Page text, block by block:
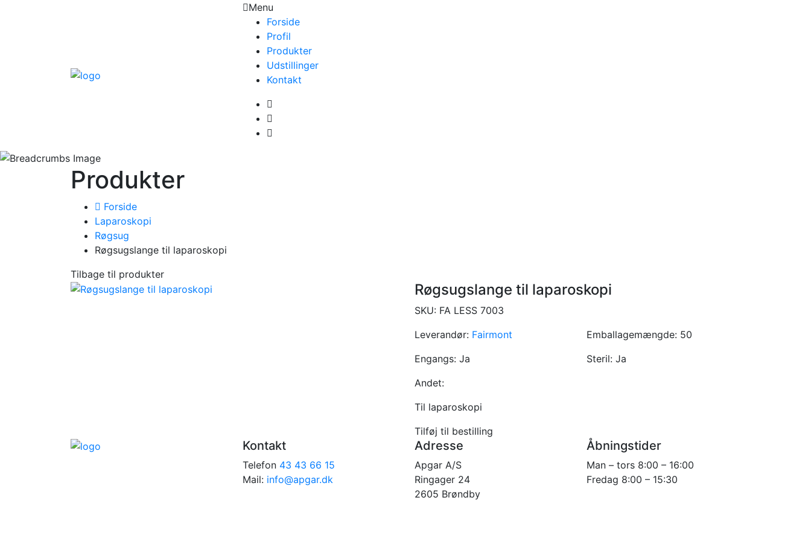
Menu
Forside
Profil
Produkter
Udstillinger
Kontakt
Produkter
Forside
Laparoskopi
Røgsug
Røgsugslange til laparoskopi
Tilbage til produkter
Røgsugslange til laparoskopi
SKU: FA LESS 7003
Leverandør: Fairmont Emballagemængde: 50
Engangs: Ja Steril: Ja
Andet:
Til laparoskopi
Tilføj til bestilling
Kontakt
Telefon 43 43 66 15
Mail: info@apgar.dk
Adresse
Apgar A/S
Ringager 24
2605 Brøndby
Åbningstider
Man – tors 8:00 – 16:00
Fredag 8:00 – 15:30